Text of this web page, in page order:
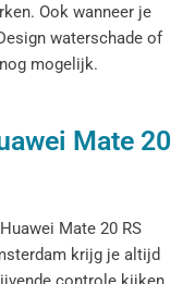
Ook wanneer je
waterschade of
mogelijk.
Mate 20
Mate 20 RS
krijg je altijd